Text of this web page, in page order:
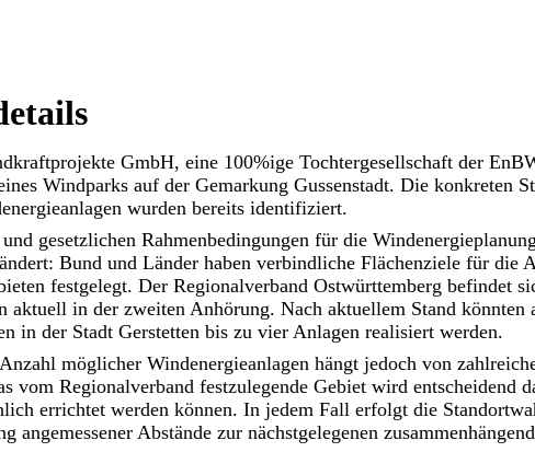
GmbH, eine 100%ige Tochtergesellschaft der
Windparks auf der Gemarkung Gussenstadt. Die konkreten
wurden bereits identifiziert.
gesetzlichen Rahmenbedingungen für die
Bund und Länder haben verbindliche Flächenziele für die
festgelegt. Der Regionalverband Ostwürttemberg befindet
aktuell in der zweiten Anhörung. Nach aktuellem Stand könnten
in der Stadt Gerstetten bis zu vier Anlagen realisiert werden.
möglicher Windenergieanlagen hängt jedoch von
vom Regionalverband festzulegende Gebiet wird entscheidend
errichtet werden können. In jedem Fall erfolgt die
angemessener Abstände zur nächstgelegenen